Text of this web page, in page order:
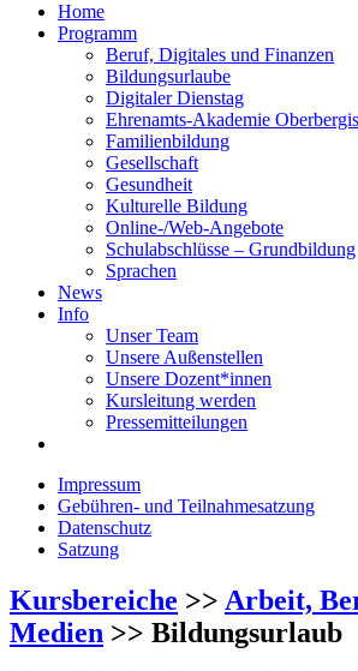
Home
Programm
Beruf, Digitales und Finanzen
Bildungsurlaube
Digitaler Dienstag
Ehrenamts-Akademie
Familienbildung
Gesellschaft
Gesundheit
Kulturelle Bildung
Online-/Web-Angebote
Schulabschlüsse – Grundbildung
Sprachen
News
Info
Unser Team
Unsere Außenstellen
Unsere Dozent*innen
Kursleitung werden
Pressemitteilungen
Impressum
Gebühren- und Teilnahmesatzung
Datenschutz
Satzung
Kursbereiche >> Arbeit,
Medien >> Bildungsurlaub